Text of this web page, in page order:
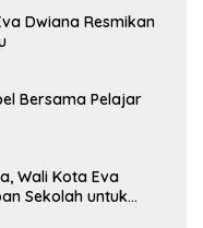
Dwiana Resmikan
Bersama Pelajar
Wali Kota Eva
Sekolah untuk